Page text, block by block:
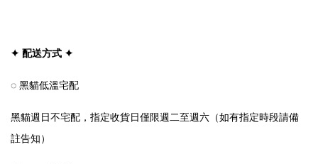
✦ 配送方式 ✦
◌ 黑貓低溫宅配
黑貓週日不宅配，指定收貨日僅限週二至週六（如有指定時段請備
註告知）